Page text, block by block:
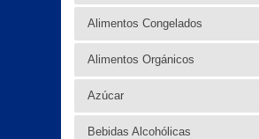
Alimentos Congelados
Alimentos Orgánicos
Azúcar
Bebidas Alcohólicas